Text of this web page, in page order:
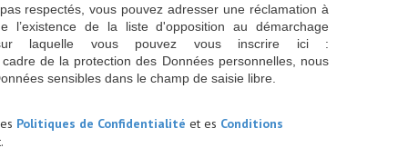
respectés, vous pouvez adresser une réclamation à
l’existence de la liste d'opposition au démarchage
laquelle vous pouvez vous inscrire ici :
de la protection des Données personnelles, nous
sensibles dans le champ de saisie libre.
Politiques de Confidentialité et es Conditions